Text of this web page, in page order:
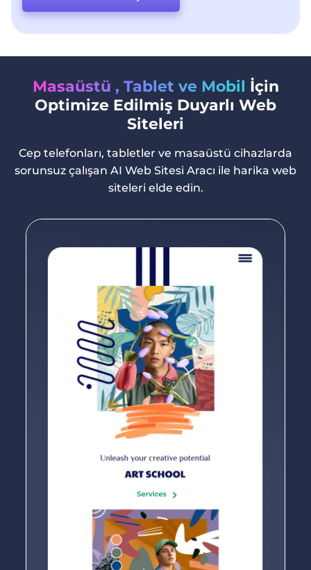
Masaüstü , Tablet ve Mobil İçin
Optimize Edilmiş Duyarlı Web
Siteleri
Cep telefonları, tabletler ve masaüstü cihazlarda
sorunsuz çalışan AI Web Sitesi Aracı ile harika web
siteleri elde edin.